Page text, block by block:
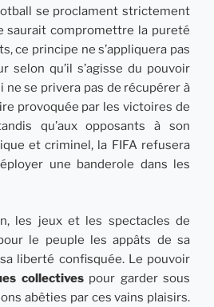
se proclament strictement
saurait compromettre la pureté
ce principe ne s’appliquera pas
selon qu’il s’agisse du pouvoir
ne se privera pas de récupérer à
provoquée par les victoires de
qu’aux opposants à son
et criminel, la FIFA refusera
une banderole dans les
les jeux et les spectacles de
le peuple les appâts de sa
liberté confisquée. Le pouvoir
collectivespour garder sous
abêties par ces vains plaisirs.